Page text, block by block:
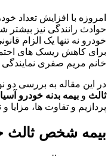
امروزه با افزایش تعداد
حوادث رانندگی نیز بیشتر
خودرو نه تنها یک الزام
خانم مریم صفری نمایندگی
در این مقاله به بررسی دو
ثالث و بیمه بدنه خودرو
پردازیم و تفاوت ها،
بیمه شخص ثالث